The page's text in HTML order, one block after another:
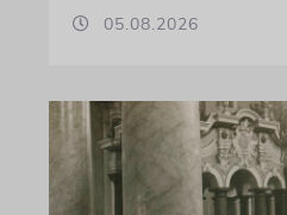
05.08.2026